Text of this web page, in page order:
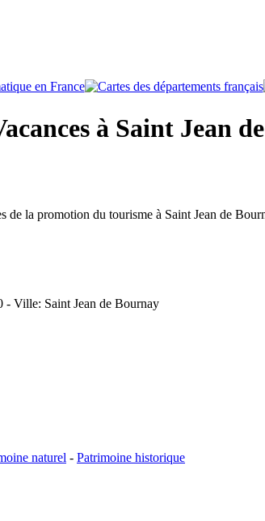
à Saint Jean
de la promotion du tourisme à Saint Jean de
- Ville: Saint Jean de Bournay
naturel - Patrimoine historique